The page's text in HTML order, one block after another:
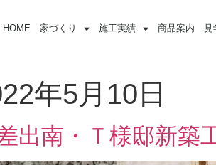
HOME 家づくり 施工実績 商品案内 見
年5月10日
出南・Ｔ様邸新